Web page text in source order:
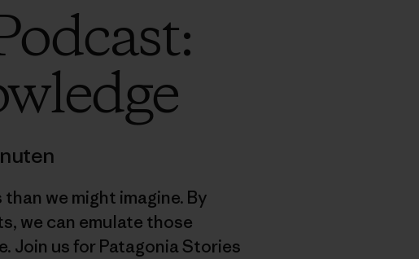
we might imagine. By
we can emulate those
Join us for Patagonia Stories